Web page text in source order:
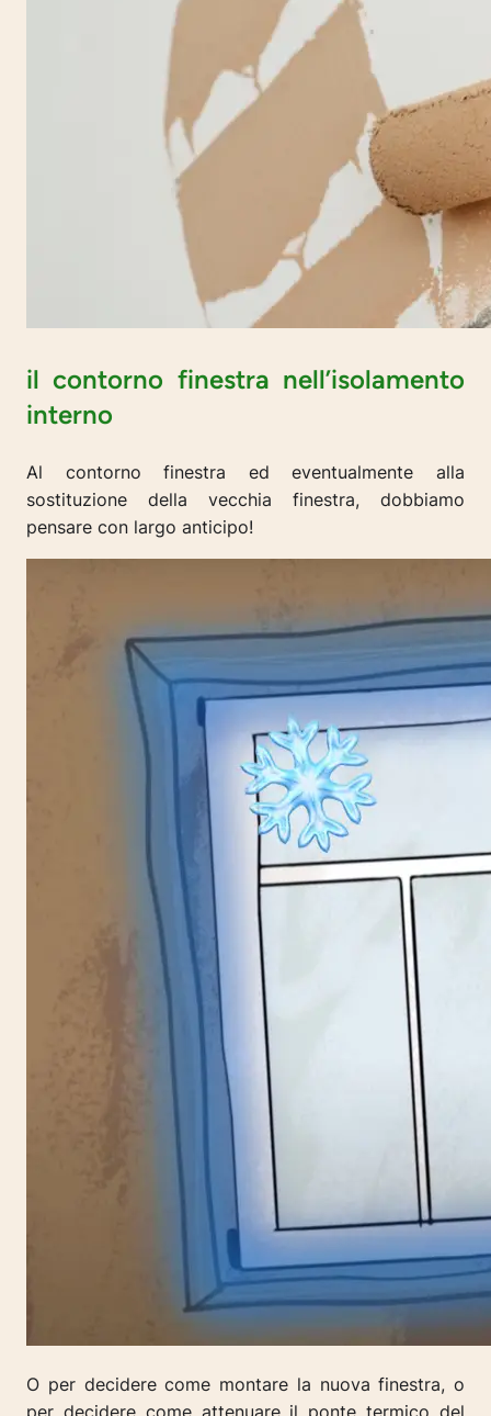
il contorno finestra nell’isolamento
interno
Al contorno finestra ed eventualmente alla
sostituzione della vecchia finestra, dobbiamo
pensare con largo anticipo!
O per decidere come montare la nuova finestra, o